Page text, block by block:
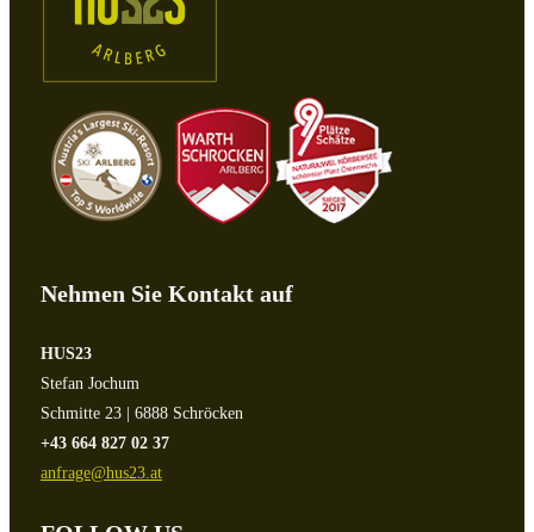
Nehmen Sie Kontakt auf
HUS23
Stefan Jochum
Schmitte 23 | 6888 Schröcken
+43 664 827 02 37
anfrage@hus23.at